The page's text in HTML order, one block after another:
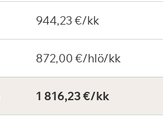
944,23 €/kk
872,00 €/hlö/kk
1 816,23 €/kk